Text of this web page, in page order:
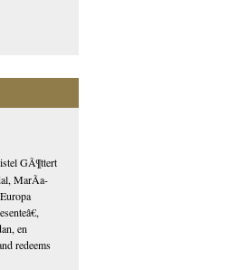
GÃ¶ttert
MarÃ­a-
en
redeems